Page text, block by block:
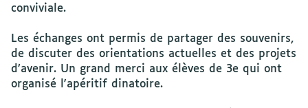
conviviale.
Les échanges ont permis de partager des souvenirs,
de discuter des orientations actuelles et des projets
d’avenir. Un grand merci aux élèves de 3e qui ont
organisé l'apéritif dinatoire.